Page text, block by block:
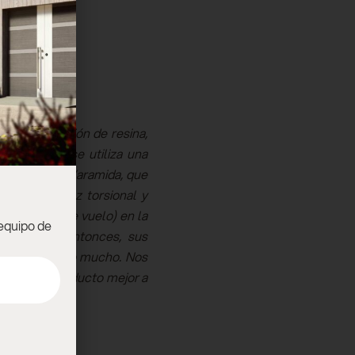
infusión de resina,
la piel se utiliza una
híbrido/aramida, que
rigidez torsional y
de vuelo) en la
y, desde entonces, sus
mucho. Nos
en un producto mejor a
de